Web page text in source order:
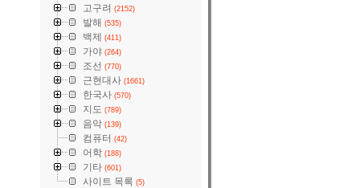
고구려 (2152)
발해 (535)
백제 (411)
가야 (264)
조선 (770)
근현대사 (1661)
한국사 (570)
지도 (789)
음악 (139)
컴퓨터 (42)
어학 (188)
기타 (601)
사이트 목록 (5)